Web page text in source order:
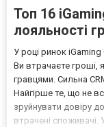
Топ 16
лояльності
У році ринок
Ви втрачаєте гроші,
гравцями. Сильна
Найгірше те, що не
зруйнувати довіру
втрачені споживачі.